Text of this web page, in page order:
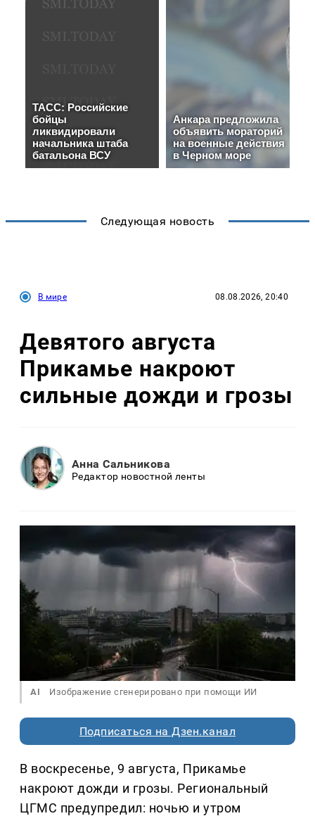
Следующая новость
В мире 08.08.2026, 20:40
Девятого августа
Прикамье накроют
сильные дожди и грозы
Анна Сальникова
Редактор новостной ленты
AI Изображение сгенерировано при помощи ИИ
Подписаться на Дзен.канал
В воскресенье, 9 августа, Прикамье
накроют дожди и грозы. Региональный
ЦГМС предупредил: ночью и утром